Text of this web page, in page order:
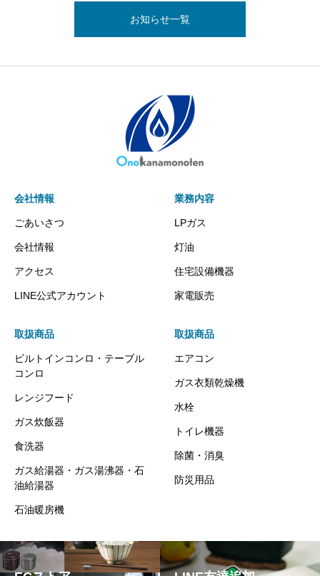
お知らせ一覧
会社情報
ごあいさつ
会社情報
アクセス
LINE公式アカウント
業務内容
LPガス
灯油
住宅設備機器
家電販売
取扱商品
ビルトインコンロ・テーブル
コンロ
レンジフード
ガス炊飯器
食洗器
ガス給湯器・ガス湯沸器・石
油給湯器
石油暖房機
取扱商品
エアコン
ガス衣類乾燥機
水栓
トイレ機器
除菌・消臭
防災用品